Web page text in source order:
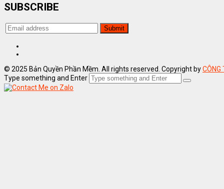
SUBSCRIBE
© 2025 Bản Quyền Phần Mềm. All rights reserved. Copyright byCÔNG
Type something and Enter